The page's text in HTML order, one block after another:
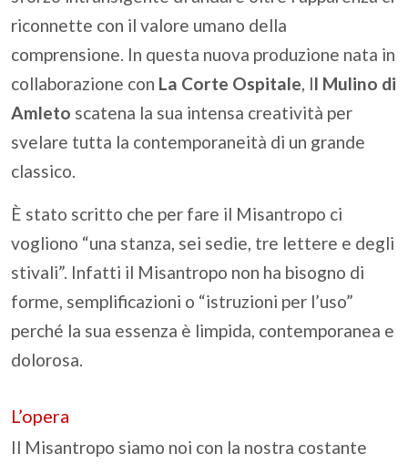
riconnette con il valore umano della
comprensione. In questa nuova produzione nata in
collaborazione con La Corte Ospitale , Il Mulino di
Amleto scatena la sua intensa creatività per
svelare tutta la contemporaneità di un grande
classico.
È stato scritto che per fare il Misantropo ci
vogliono “una stanza, sei sedie, tre lettere e degli
stivali”. Infatti il Misantropo non ha bisogno di
forme, semplificazioni o “istruzioni per l’uso”
perché la sua essenza è limpida, contemporanea e
dolorosa.
L’opera
Il Misantropo siamo noi con la nostra costante